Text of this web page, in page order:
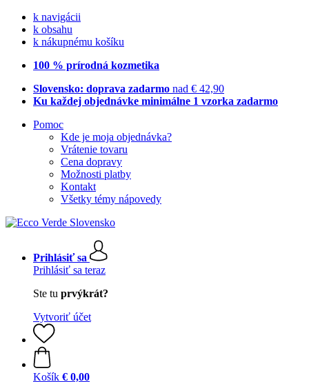
k navigácii
k obsahu
k nákupnému košíku
100 % prírodná kozmetika
Slovensko: doprava zadarmo nad € 42,90
Ku každej objednávke minimálne 1 vzorka zadarmo
Pomoc
Kde je moja objednávka?
Vrátenie tovaru
Cena dopravy
Možnosti platby
Kontakt
Všetky témy nápovedy
Prihlásiť sa
Prihlásiť sa teraz
Ste tu prvýkrát?
Vytvoriť účet
Košík € 0,00